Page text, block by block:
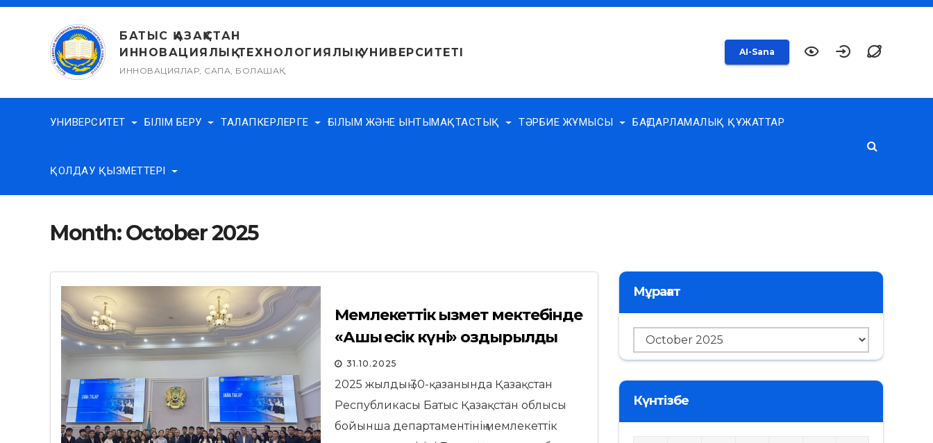
Skip
БАТЫС ҚАЗАҚСТАН
ИННОВАЦИЯЛЫҚ-ТЕХНОЛОГИЯЛЫҚ УНИВЕРСИТЕТІ
ИННОВАЦИЯЛАР, САПА, БОЛАШАҚ
AI-Sana
УНИВЕРСИТЕТ БІЛІМ БЕРУ ТАЛАПКЕРЛЕРГЕ ҒЫЛЫМ ЖӘНЕ ЫНТЫМАҚТАСТЫҚ ТӘРБИЕ ЖҰМЫСЫ БАҒДАРЛАМАЛЫҚ ҚҰЖАТТАР
ҚОЛДАУ ҚЫЗМЕТТЕРІ
Month:October 2025
Мемлекеттік қызмет мектебінде
«Ашық есік күні» оздырылды
31.10.2025
2025 жылдың 30-қазанында Қазақстан
Республикасы Батыс Қазақстан облысы
бойынша департаментінің мемлекеттік
Мұрағат
Мұрағат
Күнтізбе